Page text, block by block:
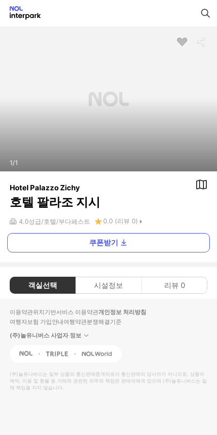
1/1
Hotel Palazzo Zichy
호텔 팔라조 지시
4.0성급 호텔 부다페스트 0.0 (리뷰 0)
쿠폰받기
객실선택 시설정보 리뷰 0
이용약관위치기반서비스 이용약관개인정보 처리방침
여행자보험 가입안내여행약관분쟁해결기준
(주)놀유니버스 사업자 정보
NOL Triple Interpark Global
(주)놀유니버스는 일부 상품의 통신판매중개자로서 통신판매의 당사자가 아니므로, 상품의
예약, 이용 및 환불 등 거래와 관련된 의무와 책임은 판매자에게 있으며 (주)놀유니버스는 일
체 책임을 지지 않습니다.